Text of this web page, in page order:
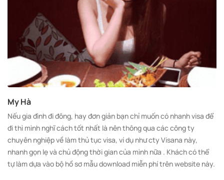
My Hà
Nếu gia đình đi đông, hay đơn giản bạn chỉ muốn có nhanh visa để
đi thì mình nghĩ cách tốt nhất là nên thông qua các công ty
chuyên nghiệp về làm thủ tục visa, ví dụ như cty Visana này,
nhanh gọn lẹ và chủ động thời gian của mình nữa . Khách có thể
tự làm dựa vào bộ hồ sơ mẫu download miễn phí trên website này.